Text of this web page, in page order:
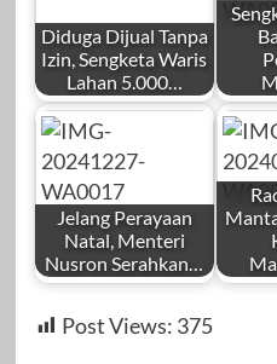
Diduga Dijual Tanpa
Izin, Sengketa Waris
Lahan 5.000…
Jelang Perayaan
Natal, Menteri
Nusron Serahkan…
Post Views: 375